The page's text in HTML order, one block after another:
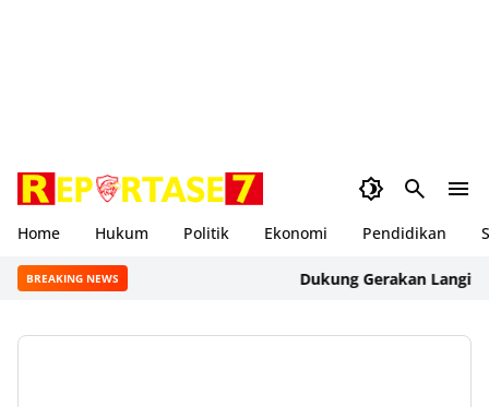
Home Hukum Politik Ekonomi Pendidikan
BREAKING NEWS Dukung Gerakan Langit Biru